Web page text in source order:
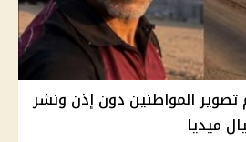
تصوير المواطنين دون إذن ونشر
ميديا